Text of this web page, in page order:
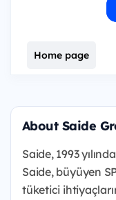
Home page
About Saide
Saide, 1993
Saide, büyüyen
tüketici